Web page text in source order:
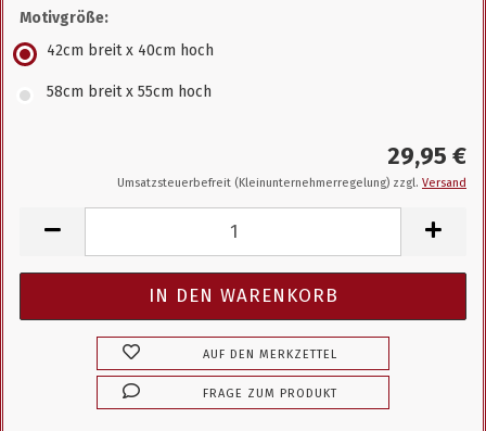
Motivgröße:
42cm breit x 40cm hoch
58cm breit x 55cm hoch
29,95 €
Umsatzsteuerbefreit (Kleinunternehmerregelung) zzgl. Versand
AUF DEN MERKZETTEL
FRAGE ZUM PRODUKT